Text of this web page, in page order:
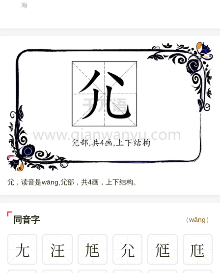
海
尣，读音是wāng,尣部，共4画，上下结构。
同音字 （wāng）
尢 汪 尪 尣 尩
尫